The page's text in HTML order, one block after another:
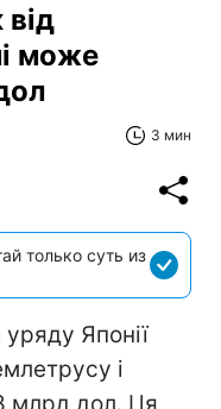
може
3 мин
только суть из
Японії
і
млрд дол. Ця